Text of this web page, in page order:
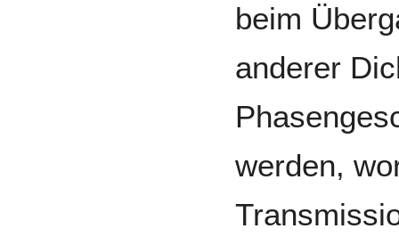
beim
anderer
werden,